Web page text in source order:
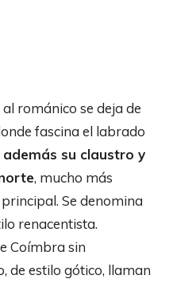
románico se deja de
fascina el labrado
su claustro y
, mucho más
Se denomina
renacentista.
Coímbra sin
de estilo gótico, llaman